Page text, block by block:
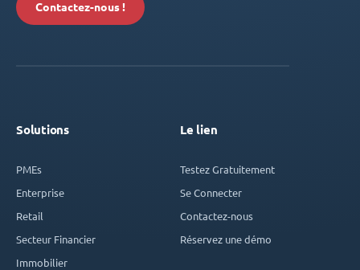
Contactez-nous !
Solutions
PMEs
Enterprise
Retail
Secteur Financier
Immobilier
Le lien
Testez Gratuitement
Se Connecter
Contactez-nous
Réservez une démo